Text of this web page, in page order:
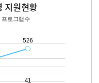
지원현황